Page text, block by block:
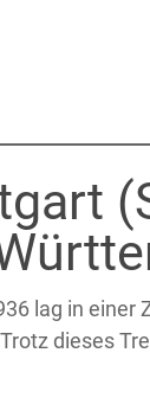
lag in
dieses